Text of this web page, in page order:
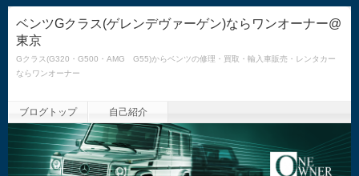
ベンツGクラス(ゲレンデヴァーゲン)ならワンオーナー@
東京
Gクラス(G320・G500・AMG G55)からベンツの修理・買取・輸入車販売・レンタカー
ならワンオーナー
ブログトップ 自己紹介